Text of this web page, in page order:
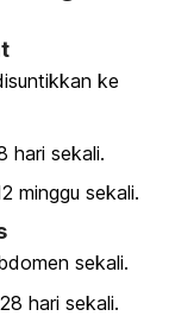
ke
hari sekali.
minggu sekali.
sekali.
hari sekali.